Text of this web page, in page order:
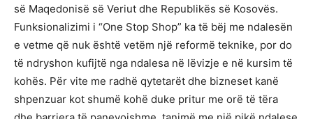
së Maqedonisë së Veriut dhe Republikës së Kosovës.
Funksionalizimi i “One Stop Shop” ka të bëj me ndalesën
e vetme që nuk është vetëm një reformë teknike, por do
të ndryshon kufijtë nga ndalesa në lëvizje e në kursim të
kohës. Për vite me radhë qytetarët dhe bizneset kanë
shpenzuar kot shumë kohë duke pritur me orë të tëra